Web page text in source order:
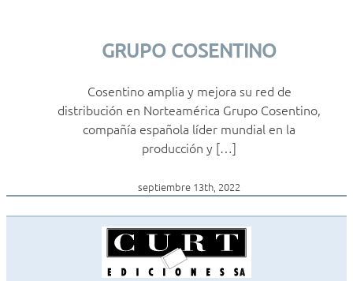
GRUPO COSENTINO
Cosentino amplia y mejora su red de
distribución en Norteamérica Grupo Cosentino,
compañía española líder mundial en la
producción y […]
septiembre 13th, 2022